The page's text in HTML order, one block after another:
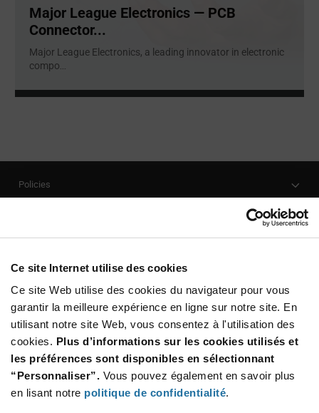
Ce site Internet utilise des cookies
Ce site Web utilise des cookies du navigateur pour vous
garantir la meilleure expérience en ligne sur notre site. En
utilisant notre site Web, vous consentez à l'utilisation des
cookies. Plus d’informations sur les cookies utilisés et
les préférences sont disponibles en sélectionnant
“Personnaliser”. Vous pouvez également en savoir plus
en lisant notre politique de confidentialité.
Major League Electronics — PCB
Connector...
Major League Electronics, a leading innovator in electronic
compo...
Policies
Customer Care
Stay Connected!
SUBSCRIBE TO OUR NEWSLETTER
Be at the Forefront of New Technology Innovations
subscribe
button
SUBSCRIBE